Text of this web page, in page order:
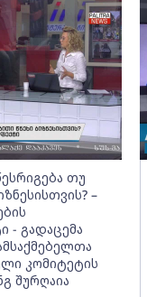
თუ
–
- გადაცემა
კომიტეტის
შურღაია